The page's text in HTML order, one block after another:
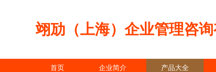
翊劢（上海）企业管理咨询
首页 企业简介 产品大全